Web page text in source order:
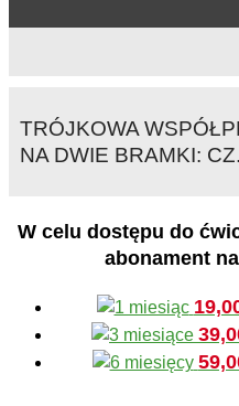
TRÓJKOWA
NA DWIE BRAMKI:
W celu dostępu do
abonament